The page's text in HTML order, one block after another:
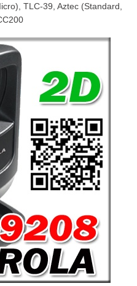
TLC-39, Aztec (Standard,